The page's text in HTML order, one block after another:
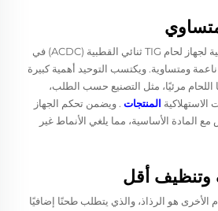
تتمثل إحدى الميزات الرئيسية لجهاز لحام TIG ثنائي القطبية (ACDC) في
ومتساوية. ويكتسب التوحيد أهمية كبيرة
اللحام مرئيًا، مثل التصنيع حسب الطلب،
الاستهلاكية المنتجات . ويضمن تحكم الجهاز
المادة الأساسية، مما يلغي الأنماط غير
وتنظيف أقل
الأخرى هو الرذاذ، والذي يتطلب طحنًا إضافيًا